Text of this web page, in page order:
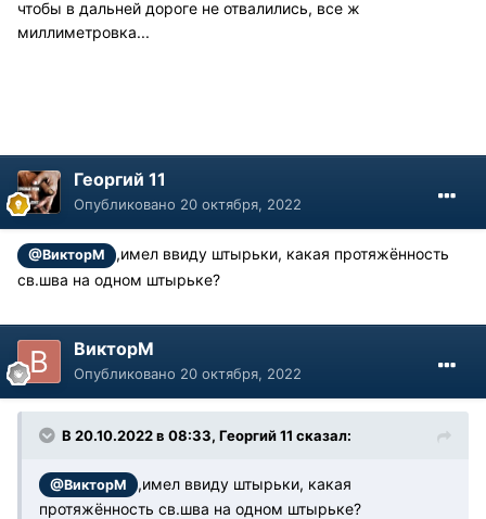
чтобы в дальней дороге не отвалились, все ж
миллиметровка...
Георгий 11
Опубликовано 20 октября, 2022
@ВикторМ
,имел ввиду штырьки, какая протяжённость
св.шва на одном штырьке?
ВикторМ
Опубликовано 20 октября, 2022
В 20.10.2022 в 08:33, Георгий 11 сказал:
@ВикторМ
,имел ввиду штырьки, какая
протяжённость св.шва на одном штырьке?